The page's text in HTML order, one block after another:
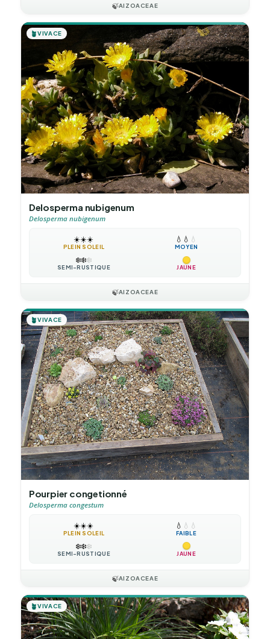
🍃AIZOACEAE
🪴VIVACE
Delosperma nubigenum
Delosperma nubigenum
☀️☀️☀️
PLEIN SOLEIL
💧 💧 💧
MOYEN
❄️❄️❄️
SEMI-RUSTIQUE JAUNE
🍃AIZOACEAE
🪴VIVACE
Pourpier congetionné
Delosperma congestum
☀️☀️☀️
PLEIN SOLEIL
💧 💧 💧
FAIBLE
❄️❄️❄️
SEMI-RUSTIQUE JAUNE
🍃AIZOACEAE
🪴VIVACE